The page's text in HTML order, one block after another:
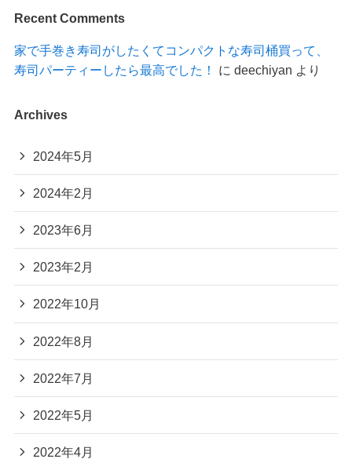
Recent Comments
家で手巻き寿司がしたくてコンパクトな寿司桶買って、
寿司パーティーしたら最高でした！
に deechiyan より
Archives
2024年5月
2024年2月
2023年6月
2023年2月
2022年10月
2022年8月
2022年7月
2022年5月
2022年4月